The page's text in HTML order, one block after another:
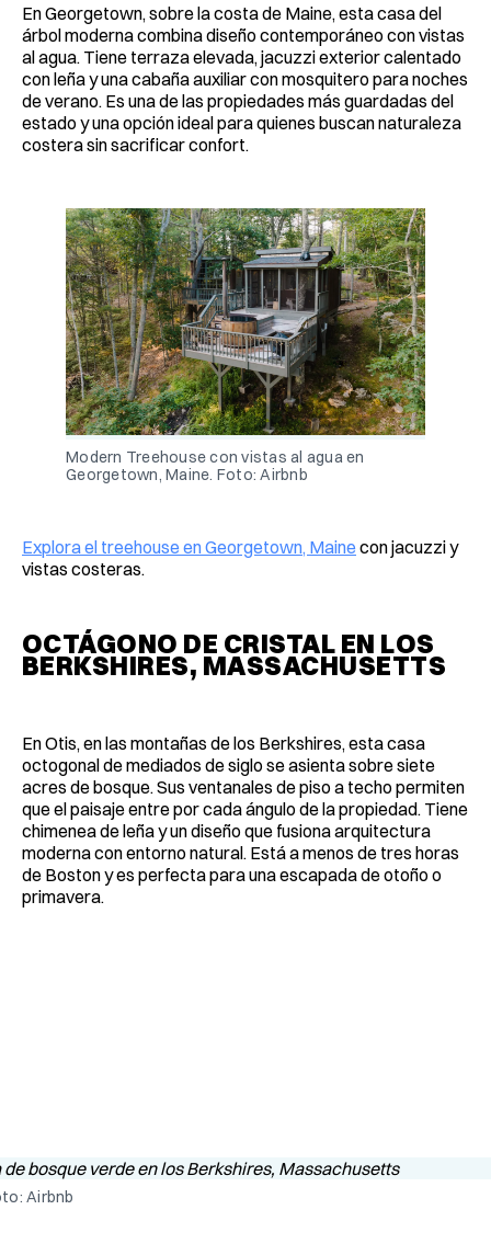
En Georgetown, sobre la costa de Maine, esta casa del
árbol moderna combina diseño contemporáneo con vistas
al agua. Tiene terraza elevada, jacuzzi exterior calentado
con leña y una cabaña auxiliar con mosquitero para noches
de verano. Es una de las propiedades más guardadas del
estado y una opción ideal para quienes buscan naturaleza
costera sin sacrificar confort.
Modern Treehouse con vistas al agua en
Georgetown, Maine. Foto: Airbnb
Explora el treehouse en Georgetown, Mainecon jacuzzi y
vistas costeras.
OCTÁGONO DE CRISTAL EN LOS
BERKSHIRES, MASSACHUSETTS
En Otis, en las montañas de los Berkshires, esta casa
octogonal de mediados de siglo se asienta sobre siete
acres de bosque. Sus ventanales de piso a techo permiten
que el paisaje entre por cada ángulo de la propiedad. Tiene
chimenea de leña y un diseño que fusiona arquitectura
moderna con entorno natural. Está a menos de tres horas
de Boston y es perfecta para una escapada de otoño o
primavera.
Airbnb